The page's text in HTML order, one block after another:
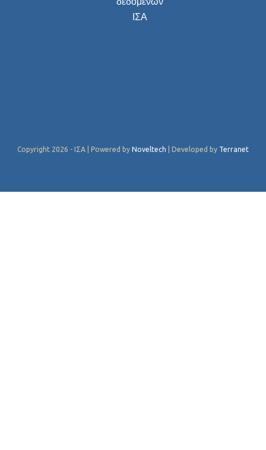
ΙΣΑ
Copyright 2026 - ΙΣΑ | Powered by Noveltech | Developed by Terranet